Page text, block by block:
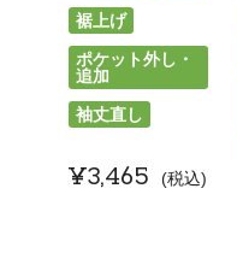
裾上げ
ポケット外し・
追加
袖丈直し
¥3,465 税込